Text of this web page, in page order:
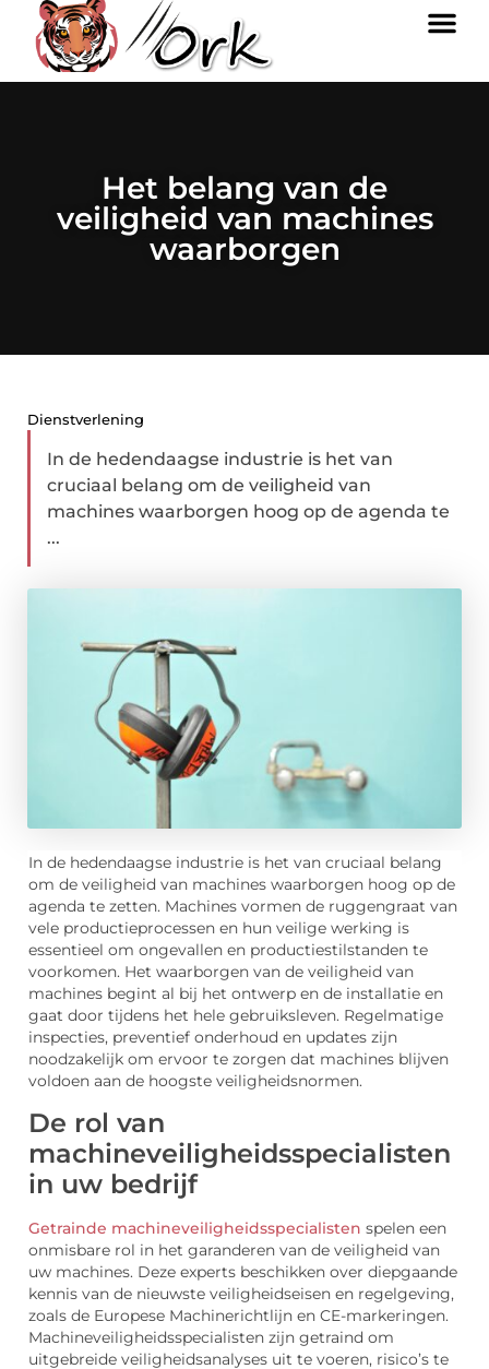
Het belang van de
veiligheid van machines
waarborgen
Dienstverlening
In de hedendaagse industrie is het van
cruciaal belang om de veiligheid van
machines waarborgen hoog op de agenda te
...
In de hedendaagse industrie is het van cruciaal belang
om de veiligheid van machines waarborgen hoog op de
agenda te zetten. Machines vormen de ruggengraat van
vele productieprocessen en hun veilige werking is
essentieel om ongevallen en productiestilstanden te
voorkomen. Het waarborgen van de veiligheid van
machines begint al bij het ontwerp en de installatie en
gaat door tijdens het hele gebruiksleven. Regelmatige
inspecties, preventief onderhoud en updates zijn
noodzakelijk om ervoor te zorgen dat machines blijven
voldoen aan de hoogste veiligheidsnormen.
De rol van
machineveiligheidsspecialisten
in uw bedrijf
Getrainde machineveiligheidsspecialisten spelen een
onmisbare rol in het garanderen van de veiligheid van
uw machines. Deze experts beschikken over diepgaande
kennis van de nieuwste veiligheidseisen en regelgeving,
zoals de Europese Machinerichtlijn en CE-markeringen.
Machineveiligheidsspecialisten zijn getraind om
uitgebreide veiligheidsanalyses uit te voeren, risico’s te